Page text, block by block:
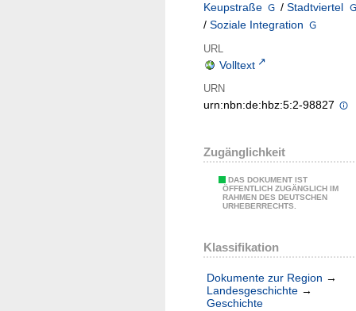
Keupstraße / Stadtviertel
/ Soziale Integration
URL
Volltext
URN
urn:nbn:de:hbz:5:2-98827
Zugänglichkeit
DAS DOKUMENT IST
ÖFFENTLICH ZUGÄNGLICH IM
RAHMEN DES DEUTSCHEN
URHEBERRECHTS.
Klassifikation
Dokumente zur Region →
Landesgeschichte →
Geschichte